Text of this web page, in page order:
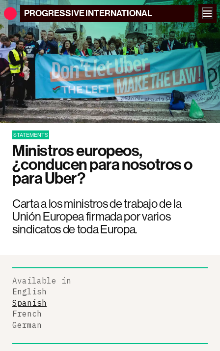
PROGRESSIVEINTERNATIONAL
STATEMENTS
Ministros europeos,
¿conducen para nosotros o
para Uber?
Carta a los ministros de trabajo de la
Unión Europea firmada por varios
sindicatos de toda Europa.
Available in
English
Spanish
French
German